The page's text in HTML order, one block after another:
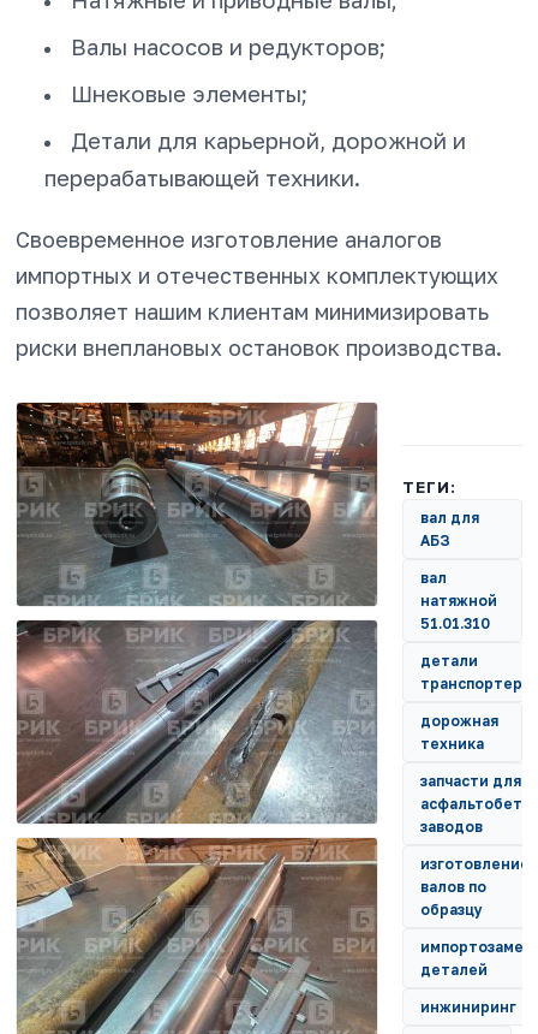
Валы насосов и редукторов;
Шнековые элементы;
Детали для карьерной, дорожной и
перерабатывающей техники.
Своевременное изготовление аналогов
импортных и отечественных комплектующих
позволяет нашим клиентам минимизировать
риски внеплановых остановок производства.
ТЕГИ:
вал для
АБЗ
вал
натяжной
51.01.310
детали
транспортера
дорожная
техника
запчасти для
заводов
изготовление
валов по
образцу
деталей
инжиниринг